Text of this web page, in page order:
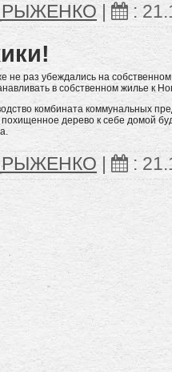
| :
не раз убеждались на
в собственном жилье к
комбината коммунальных
дерево к себе домой
: